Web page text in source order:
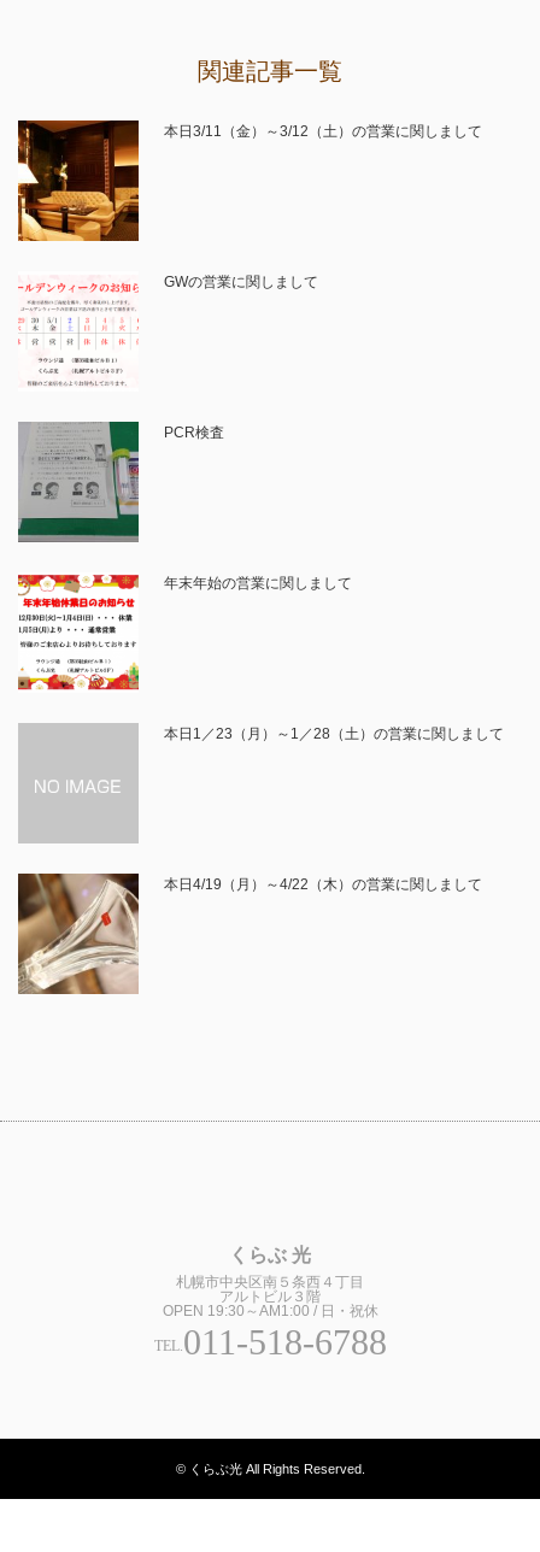
関連記事一覧
本日3/11（金）～3/12（土）の営業に関しまして
GWの営業に関しまして
PCR検査
年末年始の営業に関しまして
本日1／23（月）～1／28（土）の営業に関しまして
本日4/19（月）～4/22（木）の営業に関しまして
くらぶ 光
札幌市中央区南５条西４丁目
アルトビル３階
OPEN 19:30～AM1:00 / 日・祝休
TEL.011-518-6788
© くらぶ光 All Rights Reserved.